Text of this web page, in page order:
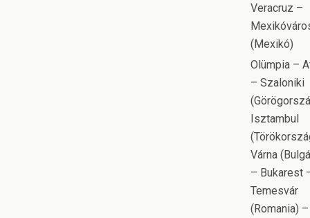
Veracruz –
(Mexikó)
Olümpia –
– Szaloniki
Isztambul
Várna
– Bukarest
Temesvár
(Romania) –